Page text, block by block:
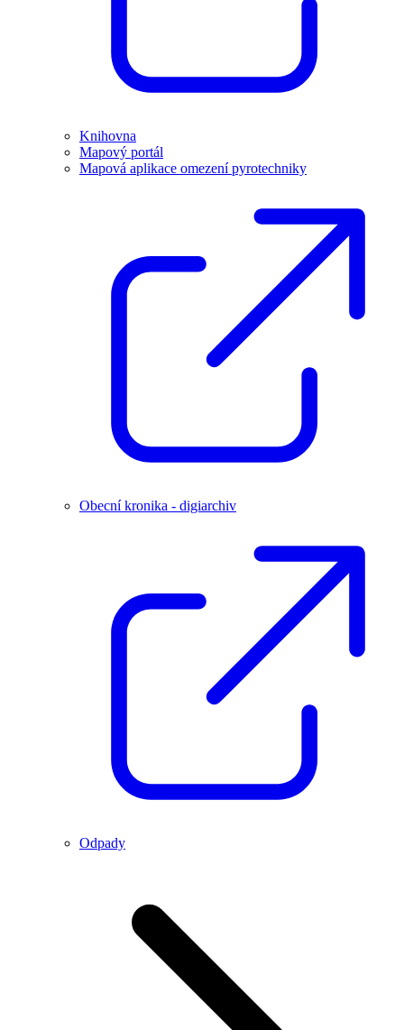
Knihovna
Mapový portál
Mapová aplikace omezení pyrotechniky
Obecní kronika - digiarchiv
Odpady